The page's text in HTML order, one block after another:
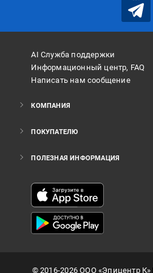
AI Служба поддержки
Информационный центр, FAQ
Написать нам сообщение
КОМПАНИЯ
ПОКУПАТЕЛЮ
ПОЛЕЗНАЯ ИНФОРМАЦИЯ
©2016-2026ООО «Эпицентр К»